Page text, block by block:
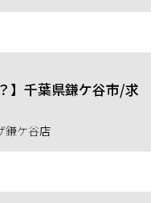
】千葉県鎌ケ谷市/求
鎌ケ谷店